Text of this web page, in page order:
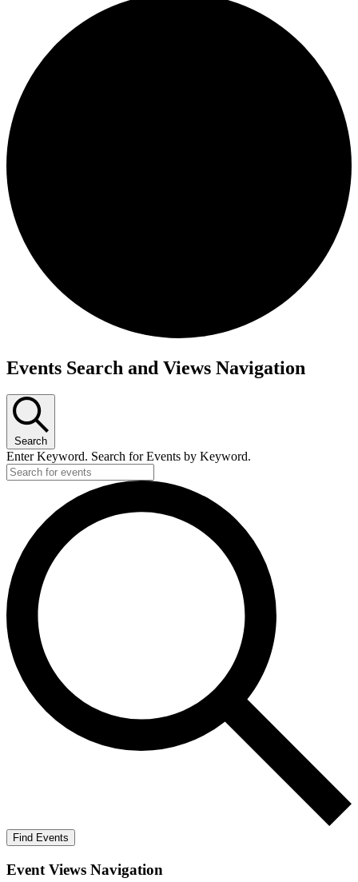
Events Search and Views Navigation
Search
Enter Keyword. Search for Events by Keyword.
Find Events
Event Views Navigation